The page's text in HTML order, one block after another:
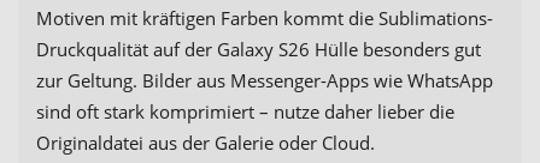
Motiven mit kräftigen Farben kommt die Sublimations-
Druckqualität auf der Galaxy S26 Hülle besonders gut
zur Geltung. Bilder aus Messenger-Apps wie WhatsApp
sind oft stark komprimiert – nutze daher lieber die
Originaldatei aus der Galerie oder Cloud.